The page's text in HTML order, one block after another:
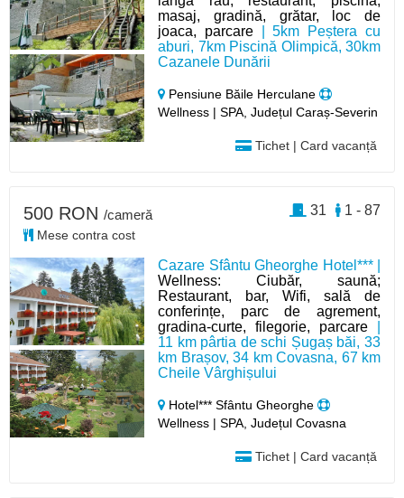
masaj, gradină, grătar, loc de
joaca, parcare| 5km Peștera cu
aburi, 7km Piscină Olimpică, 30km
Cazanele Dunării
Pensiune Băile Herculane
Wellness | SPA, Județul Caraș-Severin
Tichet | Card vacanță
Cazare Sfântu Gheorghe Hotel*** |
Wellness: Ciubăr, saună;
Restaurant, bar, Wifi, sală de
conferințe, parc de agrement,
gradina-curte, filegorie, parcare
11 km pârtia de schi Șugaș băi, 33
km Brașov, 34 km Covasna, 67 km
Cheile Vârghișului
Hotel*** Sfântu Gheorghe
Wellness | SPA, Județul Covasna
Tichet | Card vacanță
500 RON /cameră
Mese contra cost
1 - 87
31